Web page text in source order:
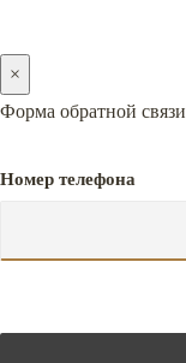
×
Форма обратной связи
Номер телефона